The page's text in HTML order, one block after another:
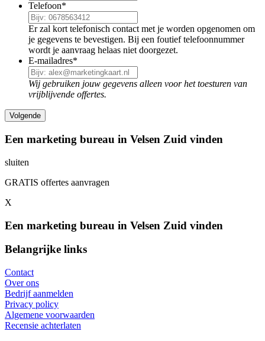
Telefoon*
Er zal kort telefonisch contact met je worden opgenomen om
je gegevens te bevestigen. Bij een foutief telefoonnummer
wordt je aanvraag helaas niet doorgezet.
E-mailadres*
Wij gebruiken jouw gegevens alleen voor het toesturen van
vrijblijvende offertes.
Een marketing bureau in Velsen Zuid vinden
sluiten
GRATIS offertes aanvragen
X
Een marketing bureau in Velsen Zuid vinden
Belangrijke links
Contact
Over ons
Bedrijf aanmelden
Privacy policy
Algemene voorwaarden
Recensie achterlaten